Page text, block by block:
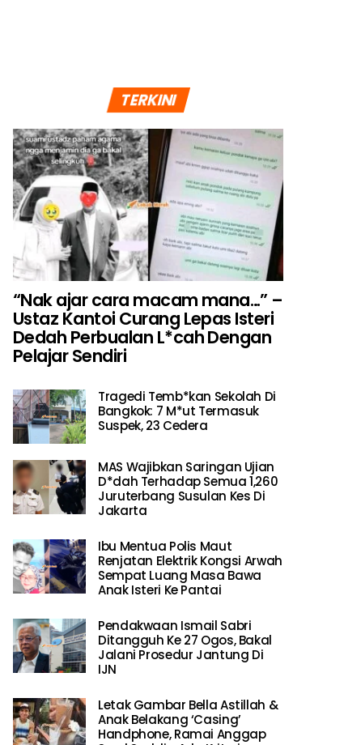
TERKINI
“Nak ajar cara macam mana…” –
Ustaz Kantoi Curang Lepas Isteri
Dedah Perbualan L*cah Dengan
Pelajar Sendiri
Tragedi Temb*kan Sekolah Di
Bangkok: 7 M*ut Termasuk
Suspek, 23 Cedera
MAS Wajibkan Saringan Ujian
D*dah Terhadap Semua 1,260
Juruterbang Susulan Kes Di
Jakarta
Ibu Mentua Polis Maut
Renjatan Elektrik Kongsi Arwah
Sempat Luang Masa Bawa
Anak Isteri Ke Pantai
Pendakwaan Ismail Sabri
Ditangguh Ke 27 Ogos, Bakal
Jalani Prosedur Jantung Di
IJN
Letak Gambar Bella Astillah &
Anak Belakang ‘Casing’
Handphone, Ramai Anggap